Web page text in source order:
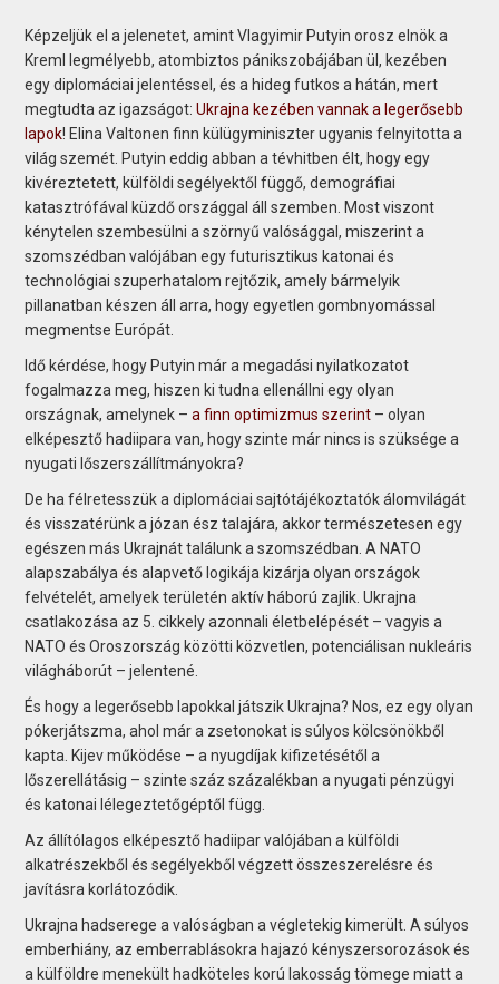
Képzeljük el a jelenetet, amint Vlagyimir Putyin orosz elnök a
Kreml legmélyebb, atombiztos pánikszobájában ül, kezében
egy diplomáciai jelentéssel, és a hideg futkos a hátán, mert
megtudta az igazságot:Ukrajna kezében vannak a legerősebb
lapok! Elina Valtonen finn külügyminiszter ugyanis felnyitotta a
világ szemét. Putyin eddig abban a tévhitben élt, hogy egy
kivéreztetett, külföldi segélyektől függő, demográfiai
katasztrófával küzdő országgal áll szemben. Most viszont
kénytelen szembesülni a szörnyű valósággal, miszerint a
szomszédban valójában egy futurisztikus katonai és
technológiai szuperhatalom rejtőzik, amely bármelyik
pillanatban készen áll arra, hogy egyetlen gombnyomással
megmentse Európát.
Idő kérdése, hogy Putyin már a megadási nyilatkozatot
fogalmazza meg, hiszen ki tudna ellenállni egy olyan
országnak, amelynek –a finn optimizmus szerint – olyan
elképesztő hadiipara van, hogy szinte már nincs is szüksége a
nyugati lőszerszállítmányokra?
De ha félretesszük a diplomáciai sajtótájékoztatók álomvilágát
és visszatérünk a józan ész talajára, akkor természetesen egy
egészen más Ukrajnát találunk a szomszédban. A NATO
alapszabálya és alapvető logikája kizárja olyan országok
felvételét, amelyek területén aktív háború zajlik. Ukrajna
csatlakozása az 5. cikkely azonnali életbelépését – vagyis a
NATO és Oroszország közötti közvetlen, potenciálisan nukleáris
világháborút – jelentené.
És hogy a legerősebb lapokkal játszik Ukrajna? Nos, ez egy olyan
pókerjátszma, ahol már a zsetonokat is súlyos kölcsönökből
kapta. Kijev működése – a nyugdíjak kifizetésétől a
lőszerellátásig – szinte száz százalékban a nyugati pénzügyi
és katonai lélegeztetőgéptől függ.
Az állítólagos elképesztő hadiipar valójában a külföldi
alkatrészekből és segélyekből végzett összeszerelésre és
javításra korlátozódik.
Ukrajna hadserege a valóságban a végletekig kimerült. A súlyos
emberhiány, az emberrablásokra hajazó kényszersorozások és
a külföldre menekült hadköteles korú lakosság tömege miatt a